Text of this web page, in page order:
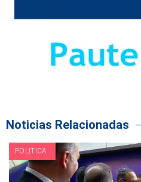
Noticias Relacionadas
POLITICA